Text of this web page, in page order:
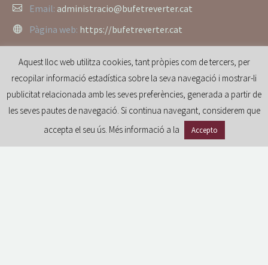
Email: administracio@bufetreverter.cat
Pàgina web: https://bufetreverter.cat
Aquest lloc web utilitza cookies, tant pròpies com de tercers, per
recopilar informació estadística sobre la seva navegació i mostrar-li
publicitat relacionada amb les seves preferències, generada a partir de
les seves pautes de navegació. Si continua navegant, considerem que
accepta el seu ús. Més informació a la
Accepto